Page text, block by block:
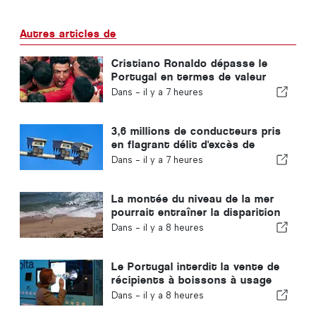
Autres articles de
Cristiano Ronaldo dépasse le
Portugal en termes de valeur
commerciale
Dans - il y a 7 heures
3,6 millions de conducteurs pris
en flagrant délit d'excès de
vitesse au Portugal en 10 ans
Dans - il y a 7 heures
La montée du niveau de la mer
pourrait entraîner la disparition
de 40 % des plages du Portugal
Dans - il y a 8 heures
Le Portugal interdit la vente de
récipients à boissons à usage
unique ne portant pas le logo «
Dans - il y a 8 heures